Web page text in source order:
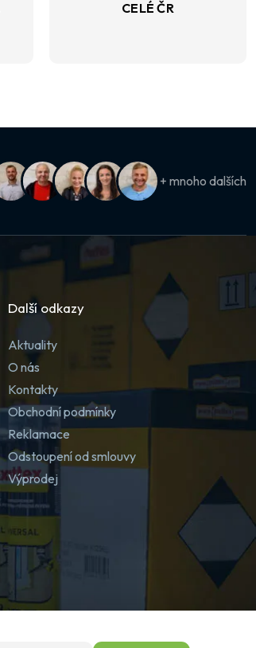
CELÉ ČR
+ mnoho dalších
Další odkazy
Aktuality
O nás
Kontakty
Obchodní podmínky
Reklamace
Odstoupení od smlouvy
Výprodej